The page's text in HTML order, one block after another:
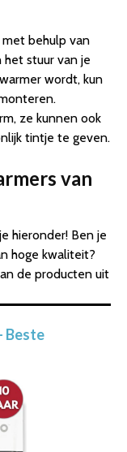
behulp van
stuur van je
wordt, kun
ze kunnen ook
tintje te geven.
van
hieronder! Ben je
hoge kwaliteit?
de producten uit
Beste